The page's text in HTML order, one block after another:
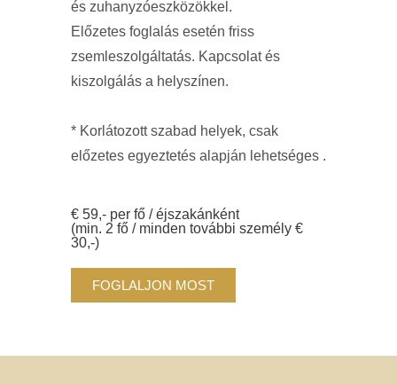
és zuhanyzóeszközökkel.
Előzetes foglalás esetén friss
zsemleszolgáltatás. Kapcsolat és
kiszolgálás a helyszínen.
* Korlátozott szabad helyek, csak
előzetes egyeztetés alapján lehetséges .
€ 59,- per fő / éjszakánként
(min. 2 fő / minden további személy €
30,-)
FOGLALJON MOST